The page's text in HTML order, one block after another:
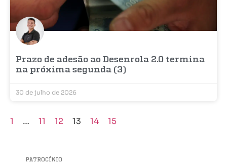
Prazo de adesão ao Desenrola 2.0 termina
na próxima segunda (3)
30 de julho de 2026
1 … 11 12 13 14 15
PATROCÍNIO